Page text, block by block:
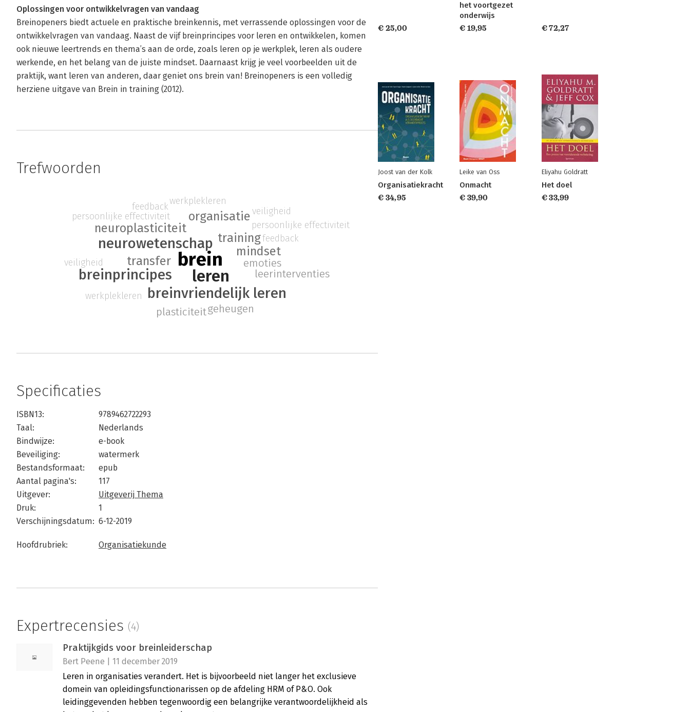
Oplossingen voor ontwikkelvragen van vandaag
Breinopeners biedt actuele en praktische breinkennis, met verrassende oplossingen voor de
ontwikkelvragen van vandaag. Naast de vijf breinprincipes voor leren en ontwikkelen, komen
ook nieuwe leertrends en thema’s aan de orde, zoals leren op je werkplek, leren als oudere
werkende, en het belang van de juiste mindset. Daarnaast krijg je veel voorbeelden uit de
praktijk, want leren van anderen, daar geniet ons brein van! Breinopeners is een volledig
herziene uitgave van Brein in training (2012).
Trefwoorden
brein
leren
neurowetenschap
breinvriendelijk leren
breinprincipes
transfer
neuroplasticiteit
training
mindset
organisatie
emoties
leerinterventies
geheugen
plasticiteit
feedback
werkplekleren
veiligheid
persoonlijke effectiviteit
feedback
werkplekleren
veiligheid
persoonlijke effectiviteit
Specificaties
ISBN13:
9789462722293
Taal:
Nederlands
Bindwijze:
e-book
Beveiliging:
watermerk
Bestandsformaat:
epub
Aantal pagina's:
117
Uitgever:
Uitgeverij Thema
Druk:
1
Verschijningsdatum: 6-12-2019
Hoofdrubriek: Organisatiekunde
Expertrecensies (4)
Praktijkgids voor breinleiderschap
Bert Peene | 11 december 2019
Leren in organisaties verandert. Het is bijvoorbeeld niet langer het exclusieve
domein van opleidingsfunctionarissen op de afdeling HRM of P&O. Ook
leidinggevenden hebben tegenwoordig een belangrijke verantwoordelijkheid als
€ 25,00
het voortgezet
onderwijs
€ 19,95
€ 72,27
Joost van der Kolk
Organisatiekracht
€ 34,95
Leike van Oss
Onmacht
€ 39,90
Eliyahu Goldratt
Het doel
€ 33,99